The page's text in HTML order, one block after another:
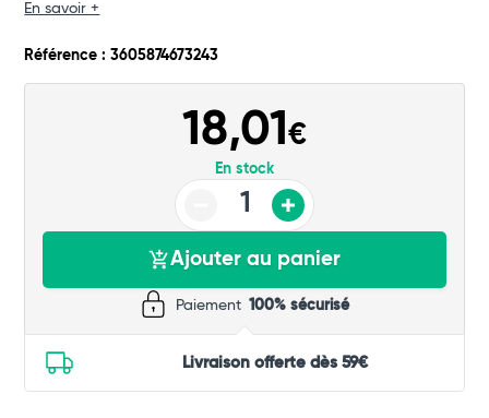
Total
Commander
En savoir +
Référence : 3605874673243
18,01€
En stock
Ajouter au panier
Paiement 100% sécurisé
Livraison offerte dès 59€